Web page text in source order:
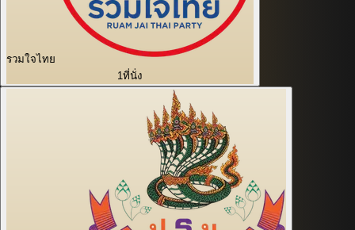
รวมใจไทย
1ที่นั่ง